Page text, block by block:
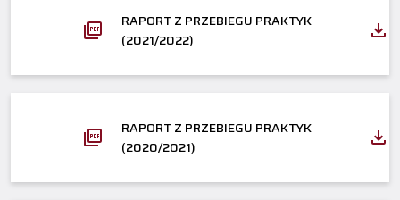
RAPORT Z PRZEBIEGU PRAKTYK
(2021/2022)
RAPORT Z PRZEBIEGU PRAKTYK
(2020/2021)